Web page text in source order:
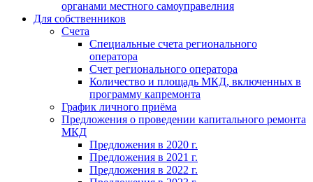
органами местного самоуправелния
Для собственников
Счета
Специальные счета регионального
оператора
Счет регионального оператора
Количество и площадь МКД, включенных в
программу капремонта
График личного приёма
Предложения о проведении капитального ремонта
МКД
Предложения в 2020 г.
Предложения в 2021 г.
Предложения в 2022 г.